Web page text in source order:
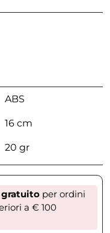
ABS
16 cm
20 gr
gratuitoper ordini
a € 100